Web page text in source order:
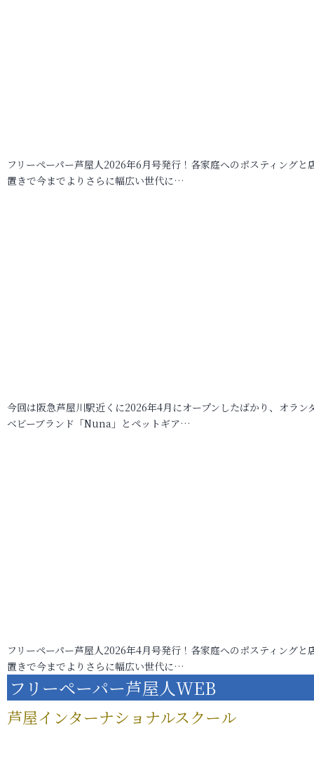
フリーペーパー芦屋人2026年6月号発行！各家庭へのポスティングと
置きで今までよりさらに幅広い世代に…
今回は阪急芦屋川駅近くに2026年4月にオープンしたばかり、オラン
ベビーブランド「Nuna」とペットギア…
フリーペーパー芦屋人2026年4月号発行！各家庭へのポスティングと
置きで今までよりさらに幅広い世代に…
フリーペーパー芦屋人WEB
芦屋インターナショナルスクール